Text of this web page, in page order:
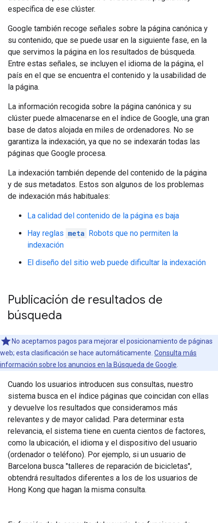
específica de ese clúster.
Google también recoge señales sobre la página canónica y
su contenido, que se puede usar en la siguiente fase, en la
que servimos la página en los resultados de búsqueda.
Entre estas señales, se incluyen el idioma de la página, el
país en el que se encuentra el contenido y la usabilidad de
la página.
La información recogida sobre la página canónica y su
clúster puede almacenarse en el índice de Google, una gran
base de datos alojada en miles de ordenadores. No se
garantiza la indexación, ya que no se indexarán todas las
páginas que Google procesa.
La indexación también depende del contenido de la página
y de sus metadatos. Estos son algunos de los problemas
de indexación más habituales:
La calidad del contenido de la página es baja
Hay reglas meta Robots que no permiten la
indexación
El diseño del sitio web puede dificultar la indexación
Publicación de resultados de
búsqueda
No aceptamos pagos para mejorar el posicionamiento de páginas
web; esta clasificación se hace automáticamente. Consulta más
información sobre los anuncios en la Búsqueda de Google
Cuando los usuarios introducen sus consultas, nuestro
sistema busca en el índice páginas que coincidan con ellas
y devuelve los resultados que consideramos más
relevantes y de mayor calidad. Para determinar esta
relevancia, el sistema tiene en cuenta cientos de factores,
como la ubicación, el idioma y el dispositivo del usuario
(ordenador o teléfono). Por ejemplo, si un usuario de
Barcelona busca "talleres de reparación de bicicletas",
obtendrá resultados diferentes a los de los usuarios de
Hong Kong que hagan la misma consulta.